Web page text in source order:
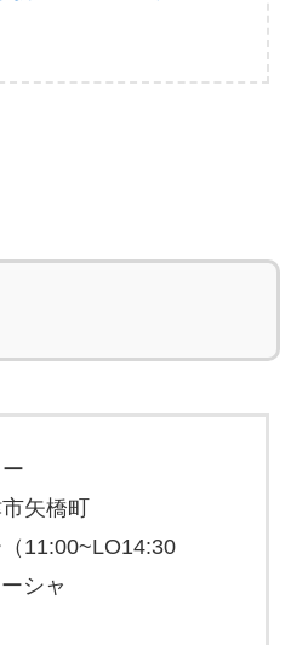
矢橋町
（11:00~LO14:30
シャ